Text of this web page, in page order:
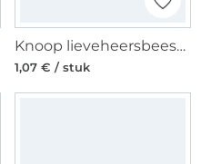
Knoop lieveheersbeestje, rood 14 mm
1,07 € / stuk